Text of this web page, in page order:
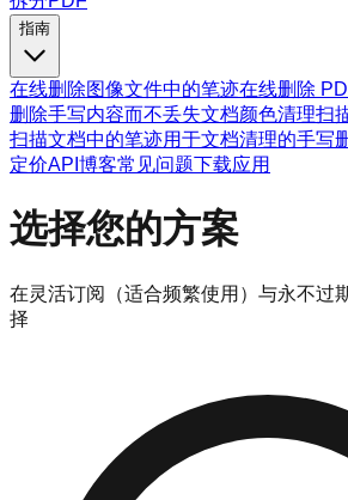
指南
在线删除图像文件中的笔迹在线删除
删除手写内容而不丢失文档颜色清理扫
扫描文档中的笔迹用于文档清理的手写
定价API 博客常见问题下载应用
选择您的方案
在灵活订阅（适合频繁使用）与永不过
择